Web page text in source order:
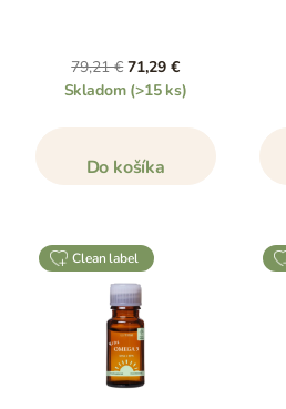
79,21 € 71,29 €
Skladom (>15 ks)
Do košíka
clean label